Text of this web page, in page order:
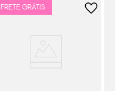
FRETE GRÁTIS